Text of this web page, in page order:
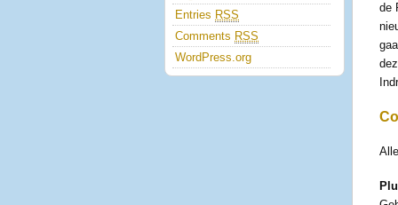
de
Entries RSS
Comments RSS
WordPress.org